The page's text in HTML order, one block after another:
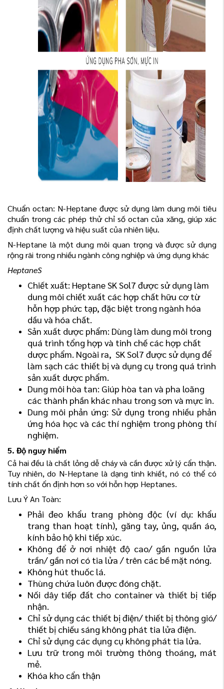
Chuẩn octan: N-Heptane được sử dụng làm dung môi tiêu
chuẩn trong các phép thử chỉ số octan của xăng, giúp xác
định chất lượng và hiệu suất của nhiên liệu.
N-Heptane là một dung môi quan trọng và được sử dụng
rộng rãi trong nhiều ngành công nghiệp và ứng dụng khác
HeptaneS
Chiết xuất: Heptane SK Sol7 được sử dụng làm
dung môi chiết xuất các hợp chất hữu cơ từ
hỗn hợp phức tạp, đặc biệt trong ngành hóa
dầu và hóa chất.
Sản xuất dược phẩm: Dùng làm dung môi trong
quá trình tổng hợp và tinh chế các hợp chất
dược phẩm. Ngoài ra, SK Sol7 được sử dụng để
làm sạch các thiết bị và dụng cụ trong quá trình
sản xuất dược phẩm.
Dung môi hòa tan: Giúp hòa tan và pha loãng
các thành phần khác nhau trong sơn và mực in.
Dung môi phản ứng: Sử dụng trong nhiều phản
ứng hóa học và các thí nghiệm trong phòng thí
nghiệm.
5. Độ nguy hiểm
Cả hai đều là chất lỏng dễ cháy và cần được xử lý cẩn thận.
Tuy nhiên, do N-Heptane là dạng tinh khiết, nó có thể có
tính chất ổn định hơn so với hỗn hợp Heptanes.
Lưu Ý An Toàn:
Phải đeo khẩu trang phòng độc (ví dụ: khẩu
trang than hoạt tính), găng tay, ủng, quần áo,
kính bảo hộ khi tiếp xúc.
Không để ở nơi nhiệt độ cao/ gần nguồn lửa
trần/ gần nơi có tia lửa / trên các bề mặt nóng.
Không hút thuốc lá.
Thùng chứa luôn được đóng chặt.
Nối dây tiếp đất cho container và thiết bị tiếp
nhận.
Chỉ sử dụng các thiết bị điện/ thiết bị thông gió/
thiết bị chiếu sáng không phát tia lửa điện.
Chỉ sử dụng các dụng cụ không phát tia lửa.
Lưu trữ trong môi trường thông thoáng, mát
mẻ.
Khóa kho cẩn thận